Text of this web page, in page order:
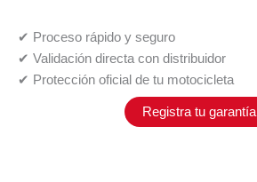
✔ Proceso rápido y seguro
✔ Validación directa con distribuidor
✔ Protección oficial de tu motocicleta
Registra tu garantía